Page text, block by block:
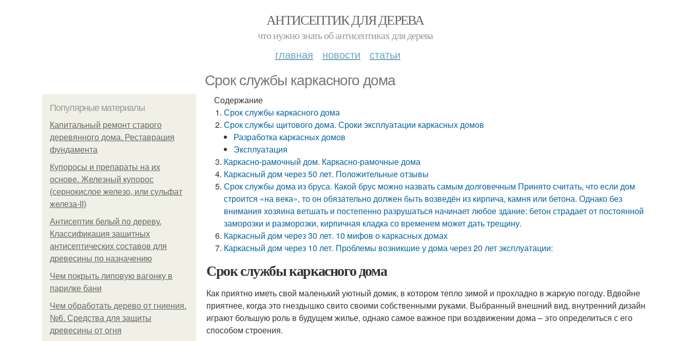
АНТИСЕПТИК ДЛЯ ДЕРЕВА
что нужно знать об антисептиках для дерева
главная новости статьи
Срок службы каркасного дома
Популярные материалы
Капитальный ремонт старого
деревянного дома. Реставрация
фундамента
Купоросы и препараты на их
основе. Железный купорос
(сернокислое железо, или сульфат
железа-II)
Антисептик белый по дереву.
Классификация защитных
антисептических составов для
древесины по назначению
Чем покрыть липовую вагонку в
парилке бани
Чем обработать дерево от гниения.
№6. Средства для защиты
древесины от огня
Содержание
Срок службы каркасного дома
Срок службы щитового дома. Сроки эксплуатации каркасных домов
Разработка каркасных домов
Эксплуатация
Каркасно-рамочный дом. Каркасно-рамочные дома
Каркасный дом через 50 лет. Положительные отзывы
Срок службы дома из бруса. Какой брус можно назвать самым долговечным Принято считать, что если дом
строится «на века», то он обязательно должен быть возведён из кирпича, камня или бетона. Однако без
внимания хозяина ветшать и постепенно разрушаться начинает любое здание: бетон страдает от постоянной
заморозки и разморозки, кирпичная кладка со временем может дать трещину.
Каркасный дом через 30 лет. 10 мифов о каркасных домах
Каркасный дом через 10 лет. Проблемы возникшие у дома через 20 лет эксплуатации:
Срок службы каркасного дома
Как приятно иметь свой маленький уютный домик, в котором тепло зимой и прохладно в жаркую погоду. Вдвойне
приятнее, когда это гнездышко свито своими собственными руками. Выбранный внешний вид, внутренний дизайн
играют большую роль в будущем жилье, однако самое важное при воздвижении дома – это определиться с его
способом строения.